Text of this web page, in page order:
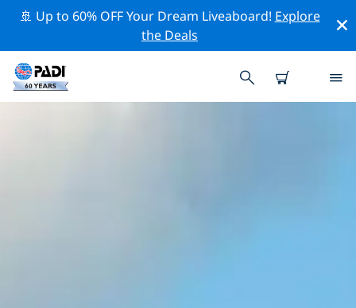
🚢 Up to 60% OFF Your Dream Liveaboard! Explore
the Deals